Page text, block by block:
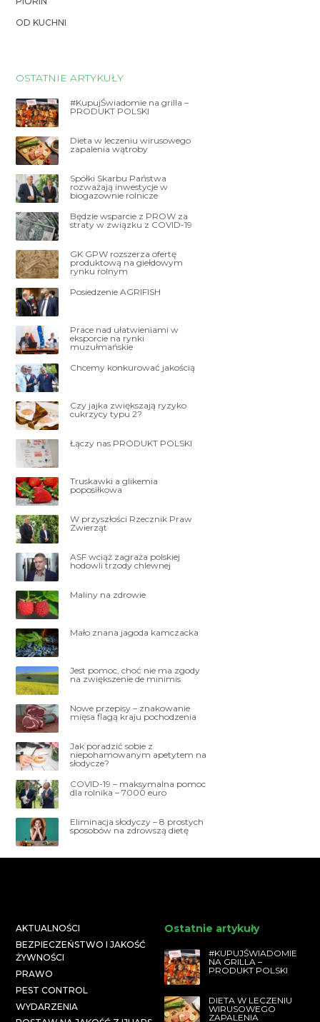
OD KUCHNI
OSTATNIE ARTYKUŁY
#KupujŚwiadomie na grilla –
PRODUKT POLSKI
Dieta w leczeniu wirusowego
zapalenia wątroby
Spółki Skarbu Państwa
rozważają inwestycje w
biogazownie rolnicze
Będzie wsparcie z PROW za
straty w związku z COVID-19
GK GPW rozszerza ofertę
produktową na giełdowym
rynku rolnym
Posiedzenie AGRIFISH
Prace nad ułatwieniami w
eksporcie na rynki
muzułmańskie
Chcemy konkurować jakością
Czy jajka zwiększają ryzyko
cukrzycy typu 2?
Łączy nas PRODUKT POLSKI
Truskawki a glikemia
poposiłkowa
W przyszłości Rzecznik Praw
Zwierząt
ASF wciąż zagraża polskiej
hodowli trzody chlewnej
Maliny na zdrowie
Mało znana jagoda kamczacka
Jest pomoc, choć nie ma zgody
na zwiększenie de minimis
Nowe przepisy – znakowanie
mięsa flagą kraju pochodzenia
Jak poradzić sobie z
niepohamowanym apetytem na
słodycze?
COVID-19 – maksymalna pomoc
dla rolnika – 7000 euro
Eliminacja słodyczy – 8 prostych
sposobów na zdrowszą dietę
AKTUALNOŚCI
BEZPIECZEŃSTWO I JAKOŚĆ
ŻYWNOŚCI
PRAWO
PEST CONTROL
WYDARZENIA
Ostatnie artykuły
#KUPUJŚWIADOMIE
NA GRILLA –
PRODUKT POLSKI
DIETA W LECZENIU
WIRUSOWEGO
ZAPALENIA